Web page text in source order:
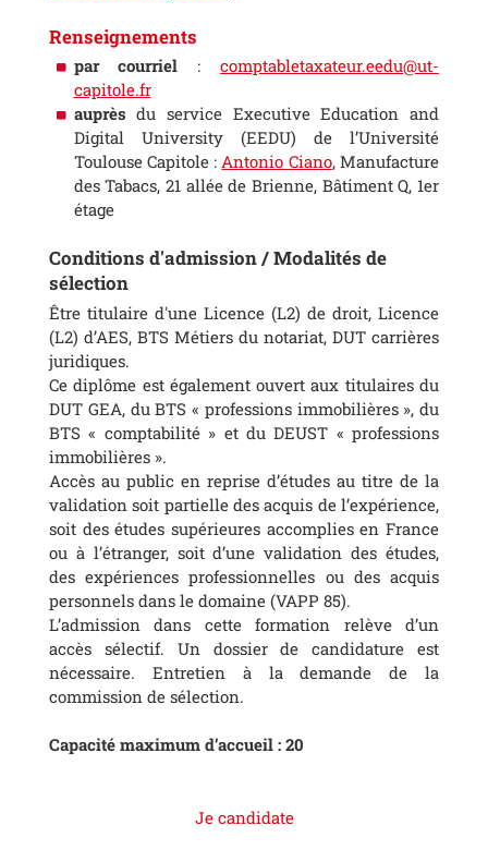
Renseignements
par courriel :comptabletaxateur.eedu@ut-
capitole.fr
auprèsdu service Executive Education and
Digital University (EEDU) de l’Université
Toulouse Capitole : Antonio Ciano, Manufacture
des Tabacs, 21 allée de Brienne, Bâtiment Q, 1er
étage
Conditions d'admission / Modalités de
sélection
Être titulaire d'une Licence (L2) de droit, Licence
(L2) d’AES, BTS Métiers du notariat, DUT carrières
juridiques.
Ce diplôme est également ouvert aux titulaires du
DUT GEA, du BTS « professions immobilières », du
BTS « comptabilité » et du DEUST « professions
immobilières ».
Accès au public en reprise d’études au titre de la
validation soit partielle des acquis de l’expérience,
soit des études supérieures accomplies en France
ou à l’étranger, soit d’une validation des études,
des expériences professionnelles ou des acquis
personnels dans le domaine (VAPP 85).
L’admission dans cette formation relève d’un
accès sélectif. Un dossier de candidature est
nécessaire. Entretien à la demande de la
commission de sélection.
Capacité maximum d’accueil : 20
Je candidate